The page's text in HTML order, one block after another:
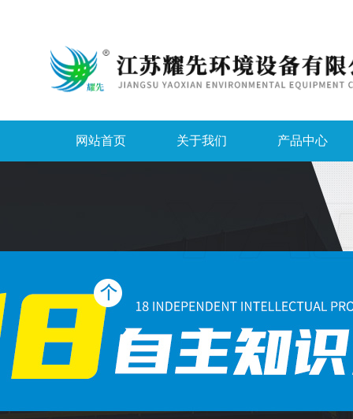
网站首页 关于我们 产品中心